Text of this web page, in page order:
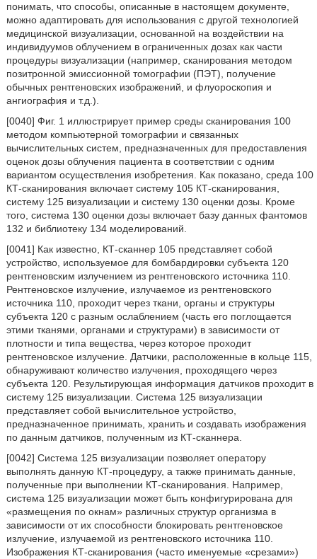
понимать, что способы, описанные в настоящем документе,
можно адаптировать для использования с другой технологией
медицинской визуализации, основанной на воздействии на
индивидуумов облучением в ограниченных дозах как части
процедуры визуализации (например, сканирования методом
позитронной эмиссионной томографии (ПЭТ), получение
обычных рентгеновских изображений, и флуороскопия и
ангиография и т.д.).
[0040] Фиг. 1 иллюстрирует пример среды сканирования 100
методом компьютерной томографии и связанных
вычислительных систем, предназначенных для предоставления
оценок дозы облучения пациента в соответствии с одним
вариантом осуществления изобретения. Как показано, среда 100
КТ-сканирования включает систему 105 КТ-сканирования,
систему 125 визуализации и систему 130 оценки дозы. Кроме
того, система 130 оценки дозы включает базу данных фантомов
132 и библиотеку 134 моделирований.
[0041] Как известно, КТ-сканнер 105 представляет собой
устройство, используемое для бомбардировки субъекта 120
рентгеновским излучением из рентгеновского источника 110.
Рентгеновское излучение, излучаемое из рентгеновского
источника 110, проходит через ткани, органы и структуры
субъекта 120 с разным ослаблением (часть его поглощается
этими тканями, органами и структурами) в зависимости от
плотности и типа вещества, через которое проходит
рентгеновское излучение. Датчики, расположенные в кольце 115,
обнаруживают количество излучения, проходящего через
субъекта 120. Результирующая информация датчиков проходит в
систему 125 визуализации. Система 125 визуализации
представляет собой вычислительное устройство,
предназначенное принимать, хранить и создавать изображения
по данным датчиков, полученным из КТ-сканнера.
[0042] Система 125 визуализации позволяет оператору
выполнять данную КТ-процедуру, а также принимать данные,
полученные при выполнении КТ-сканирования. Например,
система 125 визуализации может быть конфигурирована для
«размещения по окнам» различных структур организма в
зависимости от их способности блокировать рентгеновское
излучение, излучаемой из рентгеновского источника 110.
Изображения КТ-сканирования (часто именуемые «срезами»)